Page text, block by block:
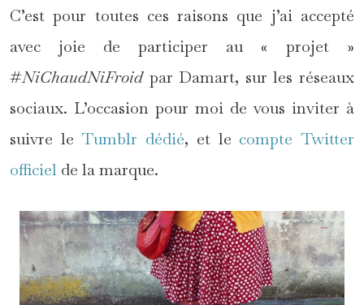
C’est pour toutes ces raisons que j’ai accepté
avec joie de participer au « projet »
#NiChaudNiFroidpar Damart, sur les réseaux
sociaux. L’occasion pour moi de vous inviter à
suivre leTumblr dédié, et le compte Twitter
officiel de la marque.